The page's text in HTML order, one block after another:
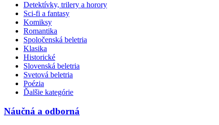
Detektívky, trilery a horory
Sci-fi a fantasy
Komiksy
Romantika
Spoločenská beletria
Klasika
Historické
Slovenská beletria
Svetová beletria
Poézia
Ďalšie kategórie
Náučná a odborná